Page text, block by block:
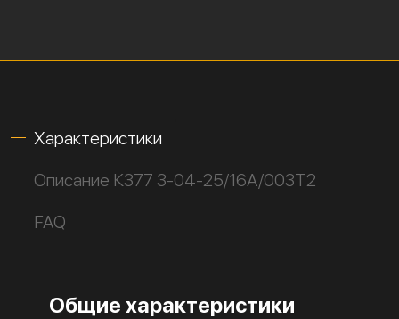
Характеристики
Описание К377 3-04-25/16А/003Т2
FAQ
Общие характеристики